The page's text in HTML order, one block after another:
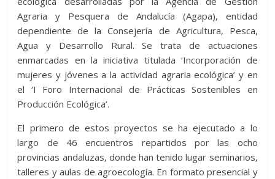
Agraria y Pesquera de Andalucía (Agapa), entidad
dependiente de la Consejería de Agricultura, Pesca,
Agua y Desarrollo Rural. Se trata de actuaciones
enmarcadas en la iniciativa titulada ‘Incorporación de
mujeres y jóvenes a la actividad agraria ecológica’ y en
el ‘I Foro Internacional de Prácticas Sostenibles en
Producción Ecológica’.
El primero de estos proyectos se ha ejecutado a lo
largo de 46 encuentros repartidos por las ocho
provincias andaluzas, donde han tenido lugar seminarios,
talleres y aulas de agroecología. En formato presencial y